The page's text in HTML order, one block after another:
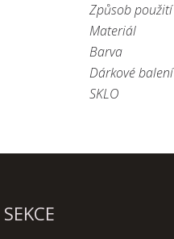
Způsob použití
Materiál
Barva
Dárkové balení
SKLO
SEKCE